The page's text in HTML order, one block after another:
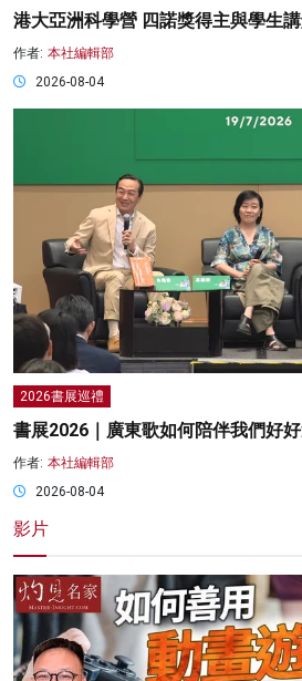
港大亞洲科學營 四諾獎得主與學生
作者: 本社編輯部
2026-08-04
2026書展巡禮
書展2026｜廣東歌如何陪伴我們好
作者: 本社編輯部
2026-08-04
影片